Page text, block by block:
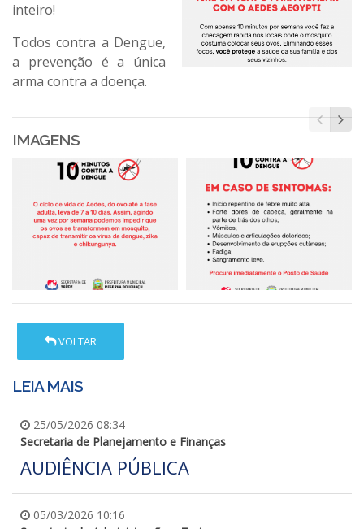
inteiro!
Todos contra a Dengue,
a prevenção é a única
arma contra a doença.
IMAGENS
VOLTAR
LEIA MAIS
25/05/2026 08:34
Secretaria de Planejamento e Finanças
AUDIÊNCIA PÚBLICA
05/03/2026 10:16